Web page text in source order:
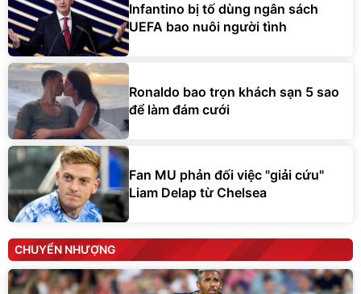
Infantino bị tố dùng ngân sách
UEFA bao nuôi người tình
Ronaldo bao trọn khách sạn 5 sao
để làm đám cưới
Fan MU phản đối việc "giải cứu"
Liam Delap từ Chelsea
CHUYỂN NHƯỢNG